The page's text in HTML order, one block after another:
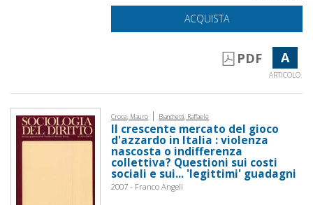
ACQUISTA
PDF A
ARTICOLO
Croce, Mauro | Bianchetti, Raffaele
Il crescente mercato del gioco
d'azzardo in Italia : violenza
nascosta o indifferenza
collettiva? Questioni sui costi
sociali e sui... 'legittimi' guadagni
2007 - Franco Angeli